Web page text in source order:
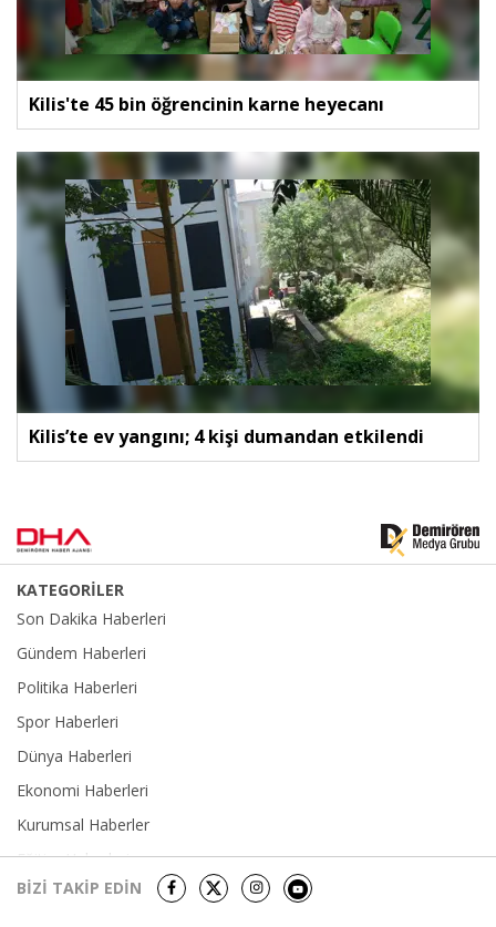
Kilis'te 45 bin öğrencinin karne heyecanı
Kilis’te ev yangını; 4 kişi dumandan etkilendi
KATEGORİLER
Son Dakika Haberleri
Gündem Haberleri
Politika Haberleri
Spor Haberleri
Dünya Haberleri
Ekonomi Haberleri
Kurumsal Haberler
Eğitim Haberleri
Yerel Haberler
BİZİ TAKİP EDİN